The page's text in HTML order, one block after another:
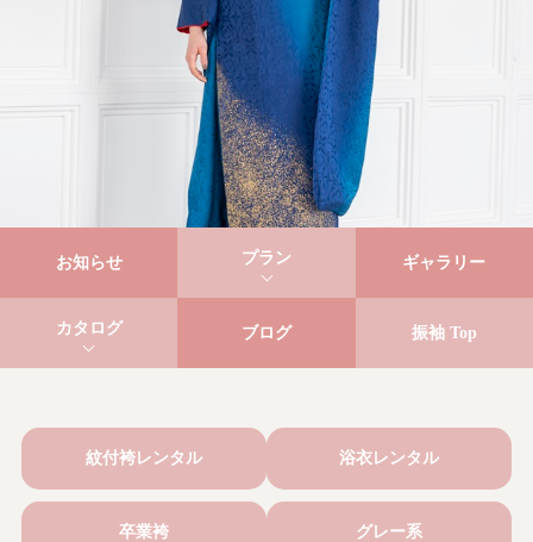
お知らせ プラン ギャラリー
カタログ ブログ 振袖 Top
紋付袴レンタル 浴衣レンタル
卒業袴 グレー系